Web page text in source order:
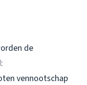
de
vennootschap